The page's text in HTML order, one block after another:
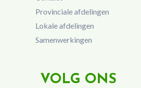
Provinciale afdelingen
Lokale afdelingen
Samenwerkingen
VOLG ONS